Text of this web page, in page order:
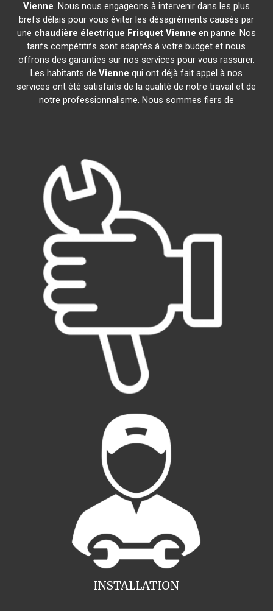
Vienne. Nous nous engageons à intervenir dans les plus
brefs délais pour vous éviter les désagréments causés par
une chaudière électrique Frisquet Vienne en panne. Nos
tarifs compétitifs sont adaptés à votre budget et nous
offrons des garanties sur nos services pour vous rassurer.
Les habitants de Vienne qui ont déjà fait appel à nos
services ont été satisfaits de la qualité de notre travail et de
notre professionnalisme. Nous sommes fiers de
INSTALLATION